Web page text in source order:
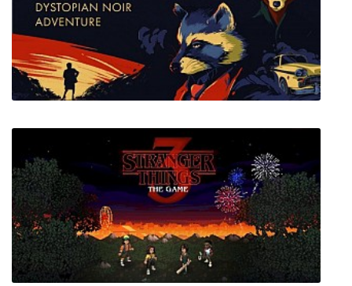
PROZE: Enlightenment (VR)
Backbone